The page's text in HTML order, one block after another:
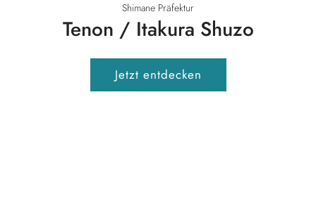
Shimane Präfektur
Tenon / Itakura Shuzo
Jetzt entdecken